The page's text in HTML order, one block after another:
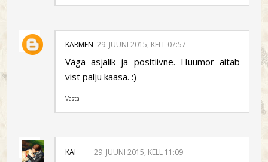
KARMEN 29. JUUNI 2015, KELL 07:57
Väga asjalik ja positiivne. Huumor aitab
vist palju kaasa. :)
Vasta
KAI 29. JUUNI 2015, KELL 11:09